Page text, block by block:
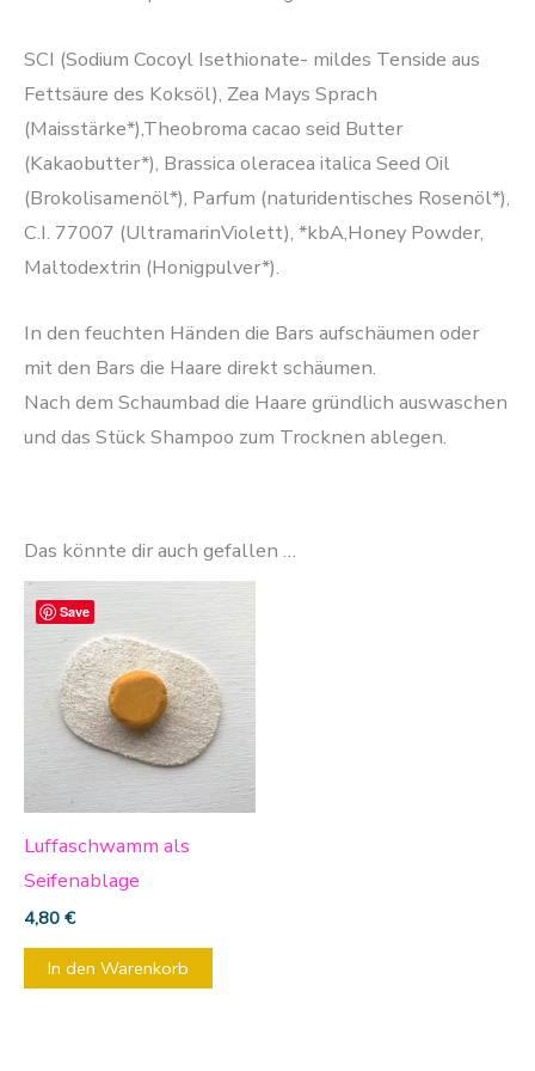
SCI (Sodium Cocoyl Isethionate- mildes Tenside aus
Fettsäure des Koksöl), Zea Mays Sprach
(Maisstärke*),Theobroma cacao seid Butter
(Kakaobutter*), Brassica oleracea italica Seed Oil
(Brokolisamenöl*), Parfum (naturidentisches Rosenöl*),
C.I. 77007 (UltramarinViolett), *kbA,Honey Powder,
Maltodextrin (Honigpulver*).
In den feuchten Händen die Bars aufschäumen oder
mit den Bars die Haare direkt schäumen.
Nach dem Schaumbad die Haare gründlich auswaschen
und das Stück Shampoo zum Trocknen ablegen.
Das könnte dir auch gefallen …
Save
Luffaschwamm als
Seifenablage
4,80 €
In den Warenkorb